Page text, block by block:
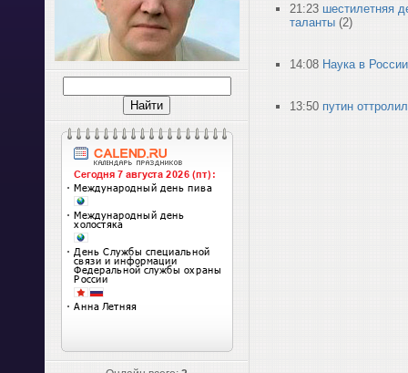
21:23 шестилетняя
таланты (2)
14:08 Наука в
13:50 путин